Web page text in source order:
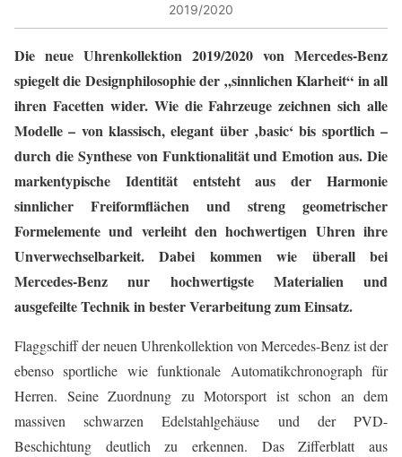
2019/2020
Die neue Uhrenkollektion 2019/2020 von Mercedes-Benz
spiegelt die Designphilosophie der „sinnlichen Klarheit“ in all
ihren Facetten wider. Wie die Fahrzeuge zeichnen sich alle
Modelle – von klassisch, elegant über ‚basic‘ bis sportlich –
durch die Synthese von Funktionalität und Emotion aus. Die
markentypische Identität entsteht aus der Harmonie
sinnlicher Freiformflächen und streng geometrischer
Formelemente und verleiht den hochwertigen Uhren ihre
Unverwechselbarkeit. Dabei kommen wie überall bei
Mercedes-Benz nur hochwertigste Materialien und
ausgefeilte Technik in bester Verarbeitung zum Einsatz.
Flaggschiff der neuen Uhrenkollektion von Mercedes-Benz ist der
ebenso sportliche wie funktionale Automatikchronograph für
Herren. Seine Zuordnung zu Motorsport ist schon an dem
massiven schwarzen Edelstahlgehäuse und der PVD-
Beschichtung deutlich zu erkennen. Das Zifferblatt aus